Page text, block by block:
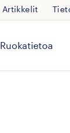
Artikkelit
Ruokatietoa